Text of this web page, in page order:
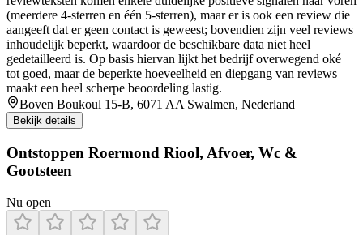
(meerdere 4-sterren en één 5-sterren), maar er is ook een review die
aangeeft dat er geen contact is geweest; bovendien zijn veel reviews
inhoudelijk beperkt, waardoor de beschikbare data niet heel
gedetailleerd is. Op basis hiervan lijkt het bedrijf overwegend oké
tot goed, maar de beperkte hoeveelheid en diepgang van reviews
maakt een heel scherpe beoordeling lastig.
Boven Boukoul 15-B, 6071 AA Swalmen, Nederland
Bekijk details
Ontstoppen Roermond Riool, Afvoer, Wc &
Gootsteen
Nu open